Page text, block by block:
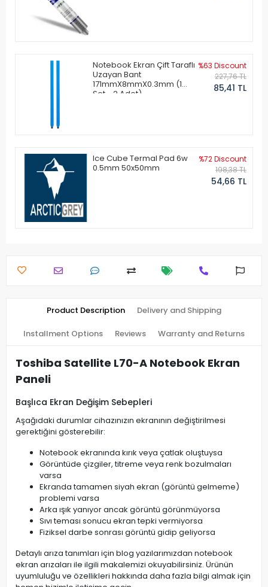
Notebook Ekran Çift Taraflı
Uzayan Bant
171mmX8mmX0.3mm (1
Set - 2 Adet)
%63 Discount
227,76 TL
85,41 TL
Ice Cube Termal Pad 6w
0.5mm 50x50mm
%72 Discount
198,38 TL
54,66 TL
Product Description Delivery and Shipping
Installment Options Reviews Warranty and Returns
Toshiba Satellite L70-A Notebook Ekran
Paneli
Başlıca Ekran Değişim Sebepleri
Aşağıdaki durumlar cihazınızın ekranının değiştirilmesi
gerektiğini gösterebilir:
Notebook ekranında kırık veya çatlak oluştuysa
Görüntüde çizgiler, titreme veya renk bozulmaları
varsa
Ekranda tamamen siyah ekran (görüntü gelmeme)
problemi varsa
Arka ışık yanıyor ancak görüntü görünmüyorsa
Sıvı teması sonucu ekran tepki vermiyorsa
Fiziksel darbe sonrası görüntü gidip geliyorsa
Detaylı arıza tanımları için blog yazılarımızdan notebook
ekran arızaları ile ilgili makalemizi okuyabilirsiniz. Ürünün
uyumluluğu ve özellikleri hakkında daha fazla bilgi almak için